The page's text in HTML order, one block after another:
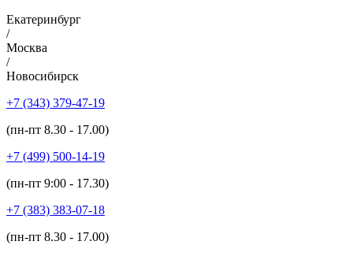
Екатеринбург
/
Москва
/
Новосибирск
+7 (343) 379-47-19
(пн-пт 8.30 - 17.00)
+7 (499) 500-14-19
(пн-пт 9:00 - 17.30)
+7 (383) 383-07-18
(пн-пт 8.30 - 17.00)